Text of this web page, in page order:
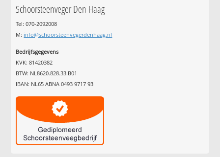
Schoorsteenveger Den Haag
Tel: 070-2092008
M: info@schoorsteenvegerdenhaag.nl
Bedrijfsgegevens
KVK: 81420382
BTW: NL8620.828.33.B01
IBAN: NL65 ABNA 0493 9717 93